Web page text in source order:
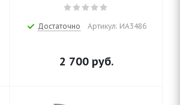
Достаточно Артикул: ИА3486
2 700руб.